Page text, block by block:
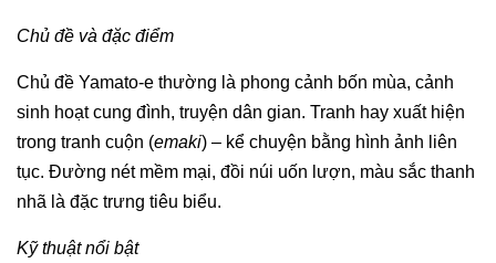
Chủ đề và đặc điểm
Chủ đề Yamato-e thường là phong cảnh bốn mùa, cảnh
sinh hoạt cung đình, truyện dân gian. Tranh hay xuất hiện
trong tranh cuộn (emaki) – kể chuyện bằng hình ảnh liên
tục. Đường nét mềm mại, đồi núi uốn lượn, màu sắc thanh
nhã là đặc trưng tiêu biểu.
Kỹ thuật nổi bật